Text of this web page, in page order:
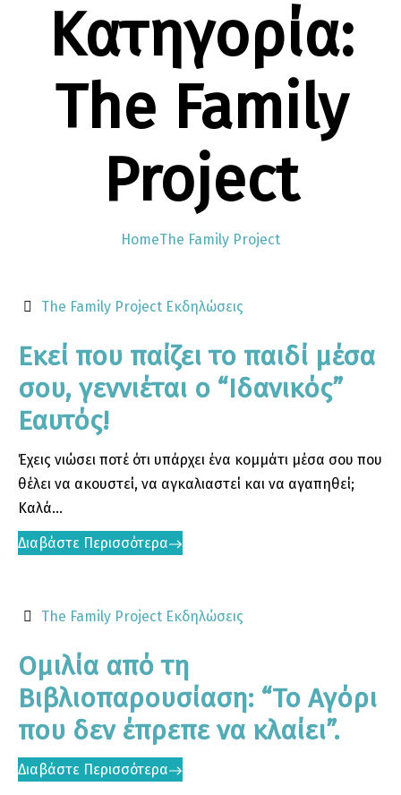
Κατηγορία:
The Family
Project
HomeThe Family Project
The Family Project Εκδηλώσεις
Εκεί που παίζει το παιδί μέσα
σου, γεννιέται ο “Ιδανικός”
Εαυτός!
Έχεις νιώσει ποτέ ότι υπάρχει ένα κομμάτι μέσα σου που
θέλει να ακουστεί, να αγκαλιαστεί και να αγαπηθεί;
Καλά...
Διαβάστε Περισσότερα
The Family Project Εκδηλώσεις
Ομιλία από τη
Βιβλιοπαρουσίαση: “Το Αγόρι
που δεν έπρεπε να κλαίει”.
Διαβάστε Περισσότερα